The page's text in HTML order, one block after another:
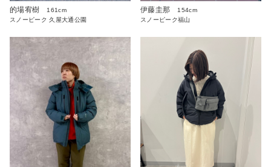
的場宥樹
161cm
スノーピーク 久屋大通公園
伊藤圭那
154cm
スノーピーク福山